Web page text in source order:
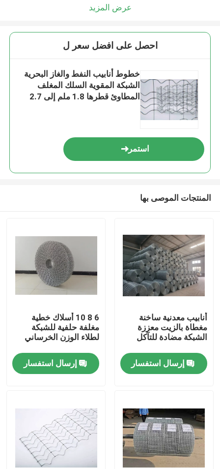
المنتجات
حولنا
عرض المزيد
احصل على افضل سعر ل
خطوط أنابيب النفط والغاز البحرية
الشبكة المقوية السلك المغلف
المطاوئ قطرها 1.8 ملم إلى 2.7
استمر
المنتجات الموصى بها
أنابيب معدنية ساخنة
مغطاة بالزيت معززة
الشبكة مضادة للتآكل
إرسال استفسار
6 8 10 أسلاك خطية
مغلفة حلفية للشبكة
لطلاء الوزن الخرساني
إرسال استفسار